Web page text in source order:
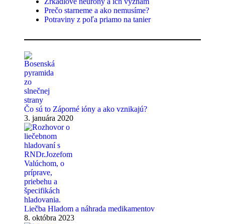
Prečo starneme a ako nemusíme?
Potraviny z poľa priamo na tanier
Čo sú to Záporné ióny a ako vznikajú?
3. januára 2020
Liečba Hladom a náhrada medikamentov
8. októbra 2023